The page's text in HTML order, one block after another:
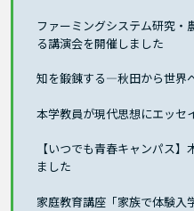
ファーミングシステム研究・
る講演会を開催しました
知を鍛錬する―秋田から世界
本学教員が現代思想にエッセ
【いつでも青春キャンパス
ました
家庭教育講座「家族で体験入